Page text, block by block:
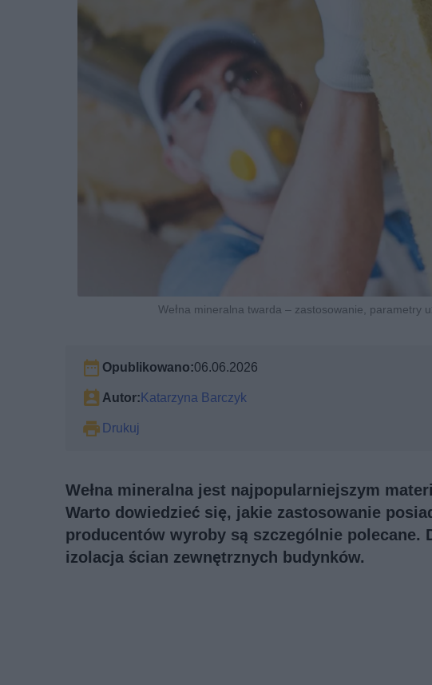
Wełna mineralna twarda – zastosowanie, parametry
Opublikowano:06.06.2026
Autor:Katarzyna Barczyk
Drukuj
Wełna mineralna jest najpopularniejszym
Warto dowiedzieć się, jakie zastosowanie
producentów wyroby są szczególnie polecane.
izolacja ścian zewnętrznych budynków.